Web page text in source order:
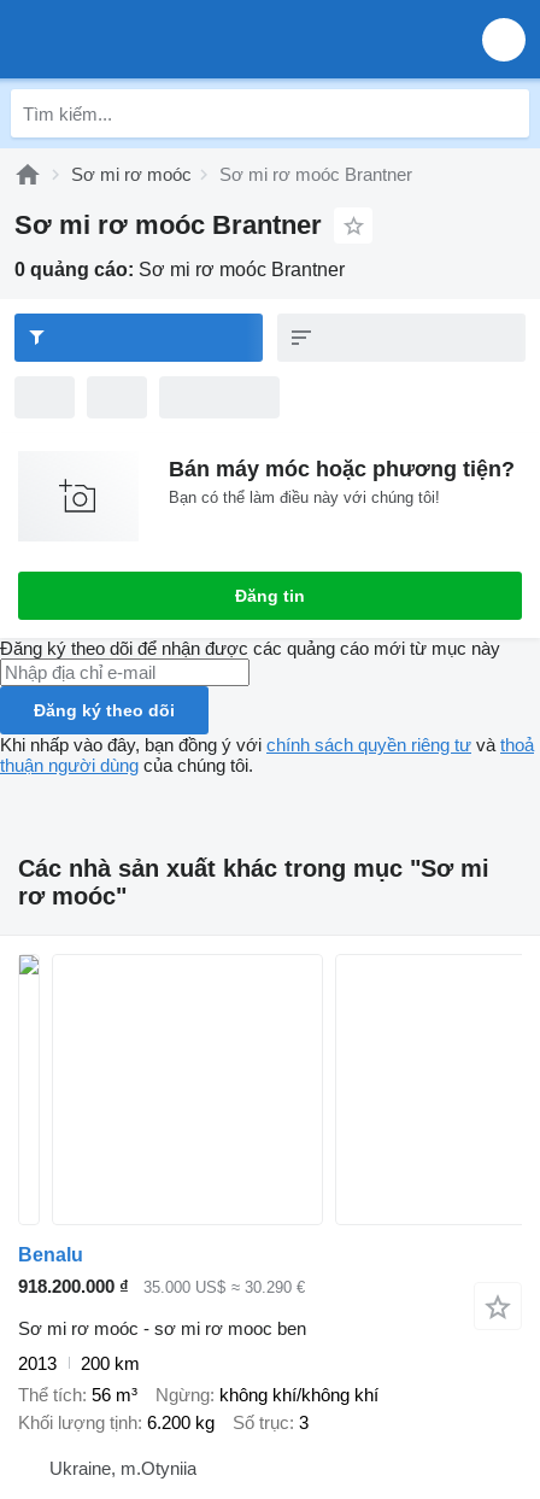
Sơ mi rơ moóc Sơ mi rơ moóc Brantner
Sơ mi rơ moóc Brantner
0 quảng cáo: Sơ mi rơ moóc Brantner
Bán máy móc hoặc phương tiện?
Bạn có thể làm điều này với chúng tôi!
Đăng tin
Đăng ký theo dõi để nhận được các quảng cáo mới từ mục này
Đăng ký theo dõi
Khi nhấp vào đây, bạn đồng ý với chính sách quyền riêng tư và thoả
thuận người dùng của chúng tôi.
Các nhà sản xuất khác trong mục "Sơ mi
rơ moóc"
Benalu
918.200.000 ₫
35.000 US$ ≈ 30.290 €
Sơ mi rơ moóc - sơ mi rơ mooc ben
2013
200 km
Thể tích 56 m³ Ngừng không khí/không khí
Khối lượng tịnh 6.200 kg Số trục 3
Ukraine, m.Otyniia